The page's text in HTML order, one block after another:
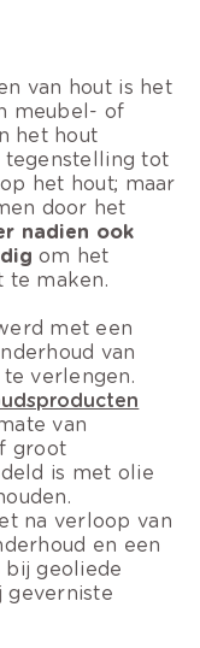
van hout is het
meubel- of
het hout
tegenstelling tot
het hout; maar
door het
nadien ook
om het
te maken.
met een
van
verlengen.
van
groot
is met olie
na verloop van
en een
geoliede
geverniste